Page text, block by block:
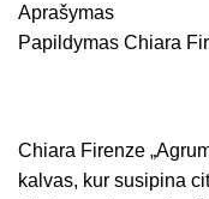
Aprašymas
Papildymas Chiara
Chiara Firenze
kalvas, kur susipina